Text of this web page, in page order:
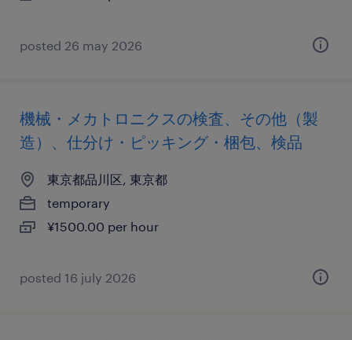
posted 26 may 2026
機械・メカトロニクスの検査、その他（製
造）、仕分け・ピッキング・梱包、検品
東京都品川区, 東京都
temporary
¥1500.00 per hour
posted 16 july 2026